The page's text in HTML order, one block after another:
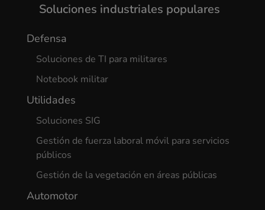
Soluciones industriales populares
Defensa
Soluciones de TI para militares
Notebook militar
Utilidades
Soluciones SIG
Gestión de fuerza laboral móvil para servicios
públicos
Gestión de la vegetación en áreas públicas
Automotor